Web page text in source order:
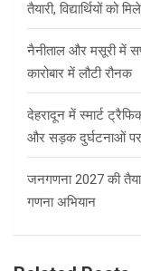
तैयारी, विद्यार्थियों को
नैनीताल और मसूरी में
कारोबार में लौटी रौनक
देहरादून में स्मार्ट
और सड़क दुर्घटनाओं
जनगणना 2027 की
गणना अभियान